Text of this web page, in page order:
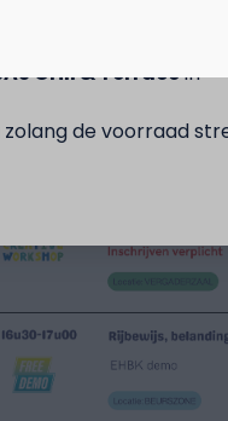
boekt!
Kompas Beach Resort:
Grill & Terracein
zolang de voorraad